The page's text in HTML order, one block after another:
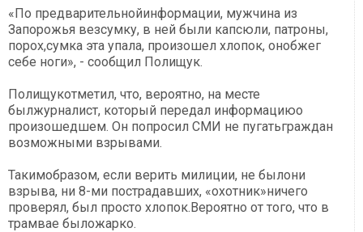
«По предварительнойинформации, мужчина из
Запорожья везсумку, в ней были капсюли, патроны,
порох,сумка эта упала, произошел хлопок, онобжег
себе ноги», - сообщил Полищук.
Полищукотметил, что, вероятно, на месте
былжурналист, который передал информациюо
произошедшем. Он попросил СМИ не пугатьграждан
возможными взрывами.
Такимобразом, если верить милиции, не былони
взрыва, ни 8-ми пострадавших, «охотник»ничего
проверял, был просто хлопок.Вероятно от того, что в
трамвае быложарко.